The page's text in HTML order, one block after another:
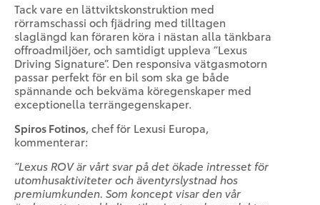
Tack vare en lättviktskonstruktion med
rörramschassi och fjädring med tilltagen
slaglängd kan föraren köra i nästan alla tänkbara
offroadmiljöer, och samtidigt uppleva ”Lexus
Driving Signature”. Den responsiva vätgasmotorn
passar perfekt för en bil som ska ge både
spännande och bekväma köregenskaper med
exceptionella terrängegenskaper.
Spiros Fotinos, chef för Lexusi Europa,
kommenterar:
”Lexus ROV är vårt svar på det ökade intresset för
utomhusaktiviteter och äventyrslystnad hos
premiumkunden. Som koncept visar den vår